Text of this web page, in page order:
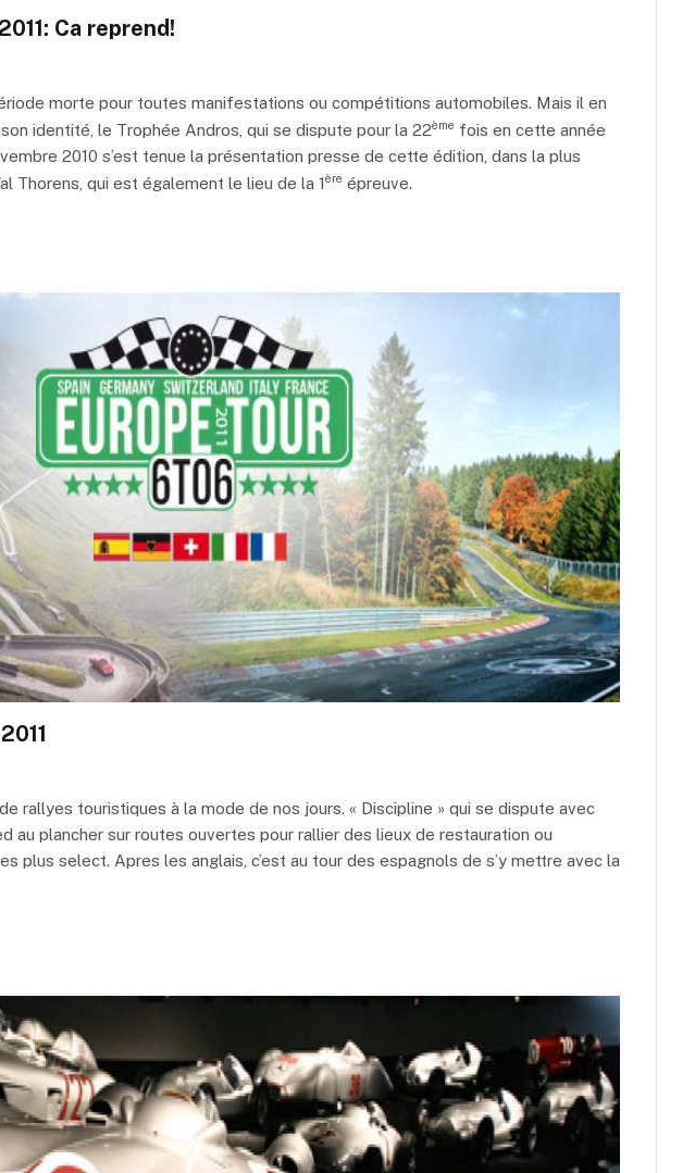
Ca reprend!
morte pour toutes manifestations ou compétitions automobiles. Mais il en
identité, le Trophée Andros, qui se dispute pour la 22ème fois en cette année
2010 s’est tenue la présentation presse de cette édition, dans la plus
Thorens, qui est également le lieu de la 1ère épreuve.
rallyes touristiques à la mode de nos jours. « Discipline » qui se dispute avec
au plancher sur routes ouvertes pour rallier des lieux de restauration ou
plus select. Apres les anglais, c’est au tour des espagnols de s’y mettre avec la